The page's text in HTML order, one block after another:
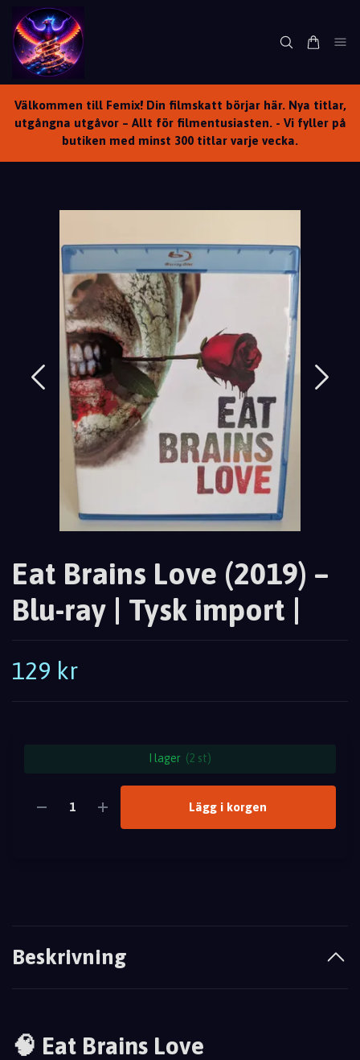
Välkommen till Femix! Din filmskatt börjar här. Nya titlar,
utgångna utgåvor – Allt för filmentusiasten. - Vi fyller på
butiken med minst 300 titlar varje vecka.
Eat Brains Love (2019) –
Blu-ray | Tysk import |
129 kr
I lager (2 st)
Lägg i korgen
Beskrivning
🧠 Eat Brains Love